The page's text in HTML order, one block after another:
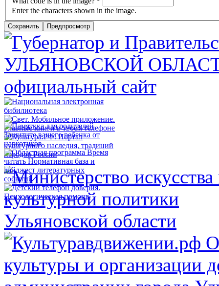
Enter the characters shown in the image.